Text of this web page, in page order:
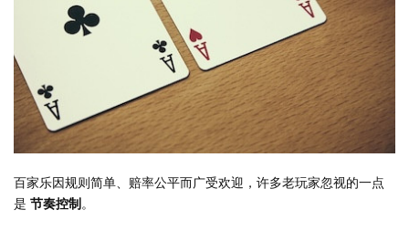
百家乐因规则简单、赔率公平而广受欢迎，许多老玩家忽视的一点
是 节奏控制。